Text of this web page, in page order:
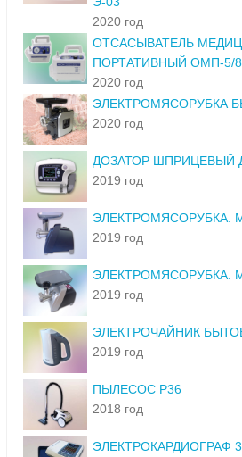
2020 год
ОТСАСЫВАТЕЛЬ
ПОРТАТИВНЫЙ ОМП-5/
2020 год
ЭЛЕКТРОМЯСОРУБКА
2020 год
ДОЗАТОР ШПРИЦЕВЫЙ
2019 год
ЭЛЕКТРОМЯСОРУБКА.
2019 год
ЭЛЕКТРОМЯСОРУБКА.
2019 год
ЭЛЕКТРОЧАЙНИК
2019 год
ПЫЛЕСОС Р36
2018 год
ЭЛЕКТРОКАРДИОГРАФ